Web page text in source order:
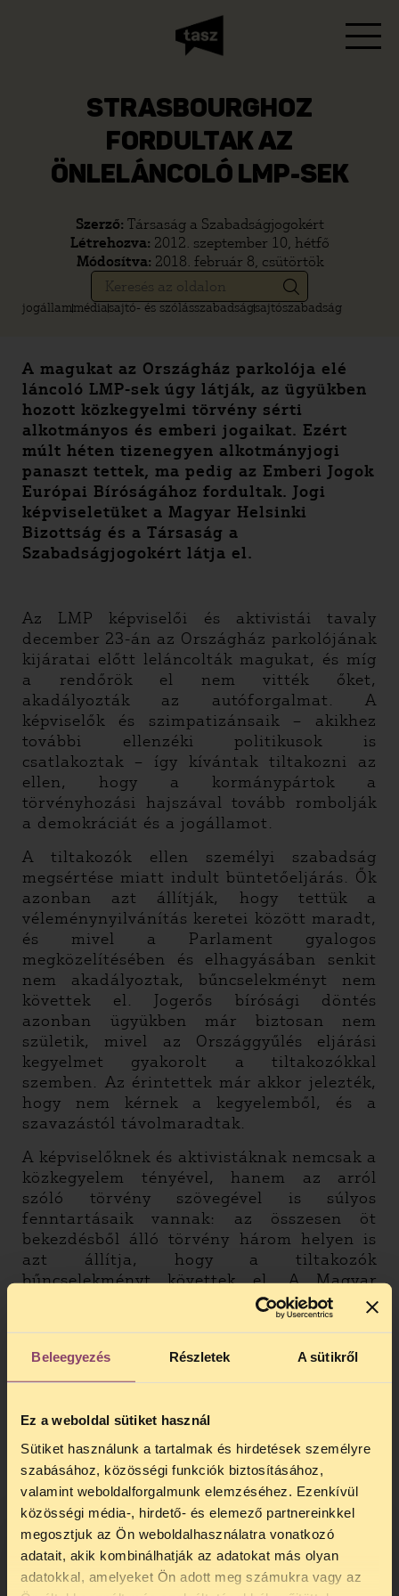
Beleegyezés Részletek A sütikről
Ez a weboldal sütiket használ
Sütiket használunk a tartalmak és hirdetések személyre
szabásához, közösségi funkciók biztosításához,
valamint weboldalforgalmunk elemzéséhez. Ezenkívül
közösségi média-, hirdető- és elemező partnereinkkel
megosztjuk az Ön weboldalhasználatra vonatkozó
adatait, akik kombinálhatják az adatokat más olyan
adatokkal, amelyeket Ön adott meg számukra vagy az
STRASBOURGHOZ
FORDULTAK AZ
ÖNLELÁNCOLÓ LMP-SEK
Szerző: Társaság a Szabadságjogokért
Létrehozva: 2012. szeptember 10, hétfő
Módosítva: 2018. február 8, csütörtök
jogállammédiasajtó- és szólásszabadságsajtószabadság
A magukat az Országház parkolója elé
láncoló LMP-sek úgy látják, az ügyükben
hozott közkegyelmi törvény sérti
alkotmányos és emberi jogaikat. Ezért
múlt héten tizenegyen alkotmányjogi
panaszt tettek, ma pedig az Emberi Jogok
Európai Bíróságához fordultak. Jogi
képviseletüket a Magyar Helsinki
Bizottság és a Társaság a
Szabadságjogokért látja el.
Az LMP képviselői és aktivistái tavaly
december 23-án az Országház parkolójának
kijáratai előtt leláncolták magukat, és míg
a rendőrök el nem vitték őket,
akadályozták az autóforgalmat. A
képviselők és szimpatizánsaik – akikhez
további ellenzéki politikusok is
csatlakoztak – így kívántak tiltakozni az
ellen, hogy a kormánypártok a
törvényhozási hajszával tovább rombolják
a demokráciát és a jogállamot.
A tiltakozók ellen személyi szabadság
megsértése miatt indult büntetőeljárás. Ők
azonban azt állítják, hogy tettük a
véleménynyilvánítás keretei között maradt,
és mivel a Parlament gyalogos
megközelítésében és elhagyásában senkit
nem akadályoztak, bűncselekményt nem
követtek el. Jogerős bírósági döntés
azonban ügyükben már biztosan nem
születik, mivel az Országgyűlés eljárási
kegyelmet gyakorolt a tiltakozókkal
szemben. Az érintettek már akkor jelezték,
hogy nem kérnek a kegyelemből, és a
szavazástól távolmaradtak.
A képviselőknek és aktivistáknak nemcsak a
közkegyelem tényével, hanem az arról
szóló törvény szövegével is súlyos
fenntartásaik vannak: az összesen öt
bekezdésből álló törvény három helyen is
azt állítja, hogy a tiltakozók
bűncselekményt követtek el. A Magyar
Helsinki Bizottság és a TASZ az LMP-sek
képviseletében ezeket a törvényhelyeket
Alkotmánybíróságtól. A tüntetők szerint a
közkegyelmi törvény megfogalmazása két
egyrészt a jó hírnévhez fűződő jogukat,
másrészt az ártatlanság vélelmét.
Az alkotmányjogi panasz a tiltakozók jó
hírnévhez fűződő jogával kapcsolatban úgy
érvel, hogy egy személynek a társadalmi
megítélését nyilvánvalóan rontja, ha azt
állítják róla, hogy bűncselekményt követett
el. Márpedig a törvényszöveg ez esetben
TELEFONOS JOGSEGÉLY